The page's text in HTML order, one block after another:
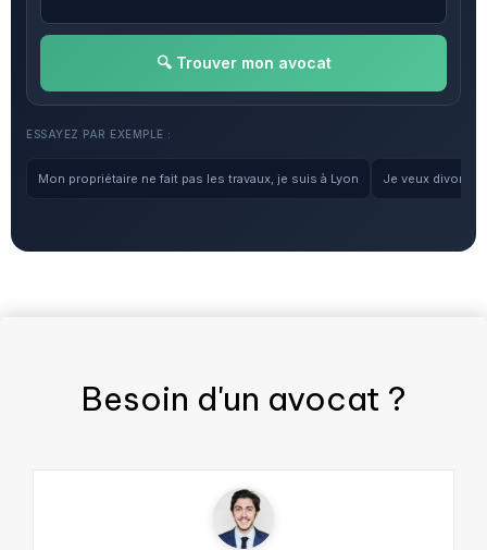
🔍 Trouver mon avocat
ESSAYEZ PAR EXEMPLE :
Mon propriétaire ne fait pas les travaux, je suis à Lyon Je veux
Besoin d'un avocat ?